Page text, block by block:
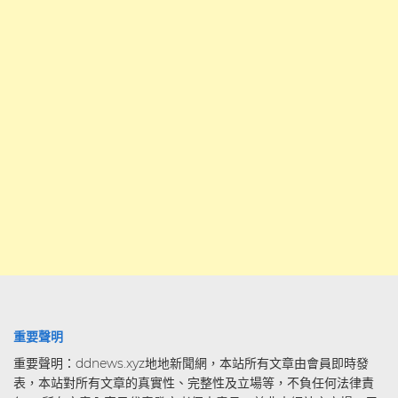
重要聲明
重要聲明：ddnews.xyz地地新聞網，本站所有文章由會員即時發
表，本站對所有文章的真實性、完整性及立場等，不負任何法律責